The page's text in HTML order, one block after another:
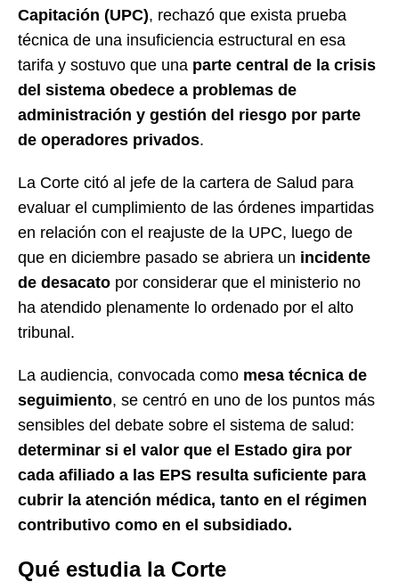
Capitación (UPC), rechazó que exista prueba
técnica de una insuficiencia estructural en esa
tarifa y sostuvo que una parte central de la crisis
del sistema obedece a problemas de
administración y gestión del riesgo por parte
de operadores privados.
La Corte citó al jefe de la cartera de Salud para
evaluar el cumplimiento de las órdenes impartidas
en relación con el reajuste de la UPC, luego de
que en diciembre pasado se abriera un incidente
de desacato por considerar que el ministerio no
ha atendido plenamente lo ordenado por el alto
tribunal.
La audiencia, convocada como mesa técnica de
seguimiento, se centró en uno de los puntos más
sensibles del debate sobre el sistema de salud:
determinar si el valor que el Estado gira por
cada afiliado a las EPS resulta suficiente para
cubrir la atención médica, tanto en el régimen
contributivo como en el subsidiado.
Qué estudia la Corte